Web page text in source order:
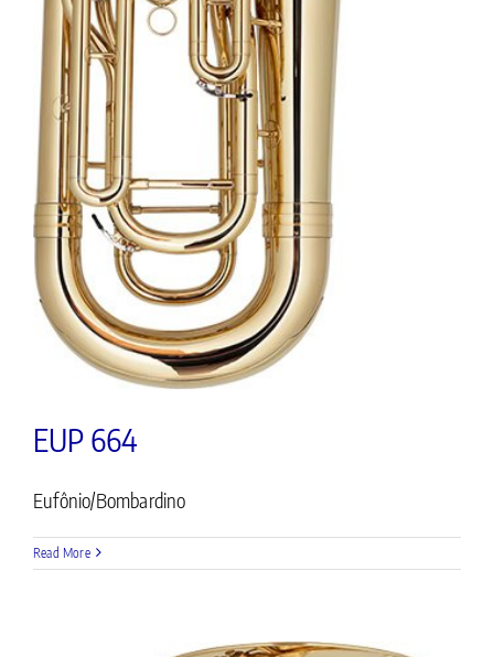
EUP 664
Eufônio/Bombardino
Read More